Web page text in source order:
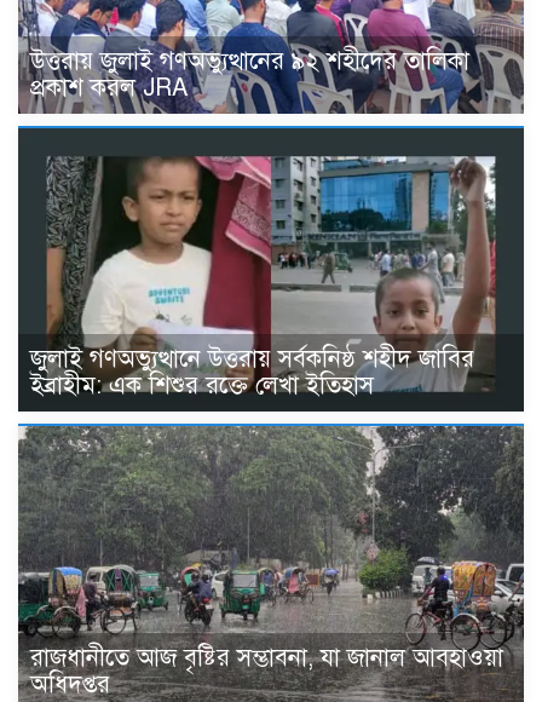
উত্তরায় জুলাই গণঅভ্যুত্থানের ৯২ শহীদের তালিকা
প্রকাশ করল JRA
জুলাই গণঅভ্যুত্থানে উত্তরায় সর্বকনিষ্ঠ শহীদ জাবির
ইব্রাহীম: এক শিশুর রক্তে লেখা ইতিহাস
রাজধানীতে আজ বৃষ্টির সম্ভাবনা, যা জানাল আবহাওয়া
অধিদপ্তর